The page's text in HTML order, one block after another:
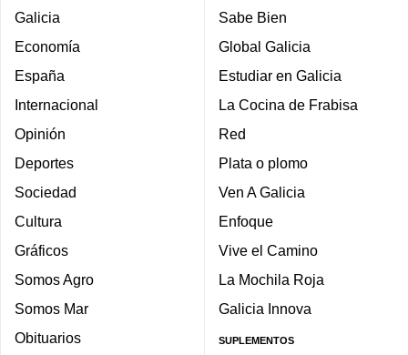
Galicia
Economía
España
Internacional
Opinión
Deportes
Sociedad
Cultura
Gráficos
Somos Agro
Somos Mar
Obituarios
Sabe Bien
Global Galicia
Estudiar en Galicia
La Cocina de Frabisa
Red
Plata o plomo
Ven A Galicia
Enfoque
Vive el Camino
La Mochila Roja
Galicia Innova
SUPLEMENTOS